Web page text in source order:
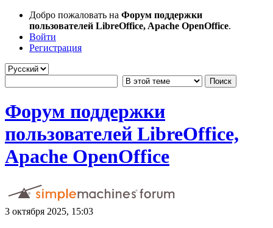
Добро пожаловать на Форум поддержки
пользователей LibreOffice, Apache OpenOffice.
Войти
Регистрация
Форум поддержки
пользователей LibreOffice,
Apache OpenOffice
3 октября 2025, 15:03